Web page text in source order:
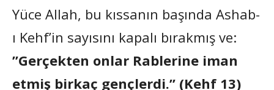
Yüce Allah, bu kıssanın başında Ashab-
ı Kehf’in sayısını kapalı bırakmış ve:
”Gerçekten onlar Rablerine iman
etmiş birkaç gençlerdi.” (Kehf 13)